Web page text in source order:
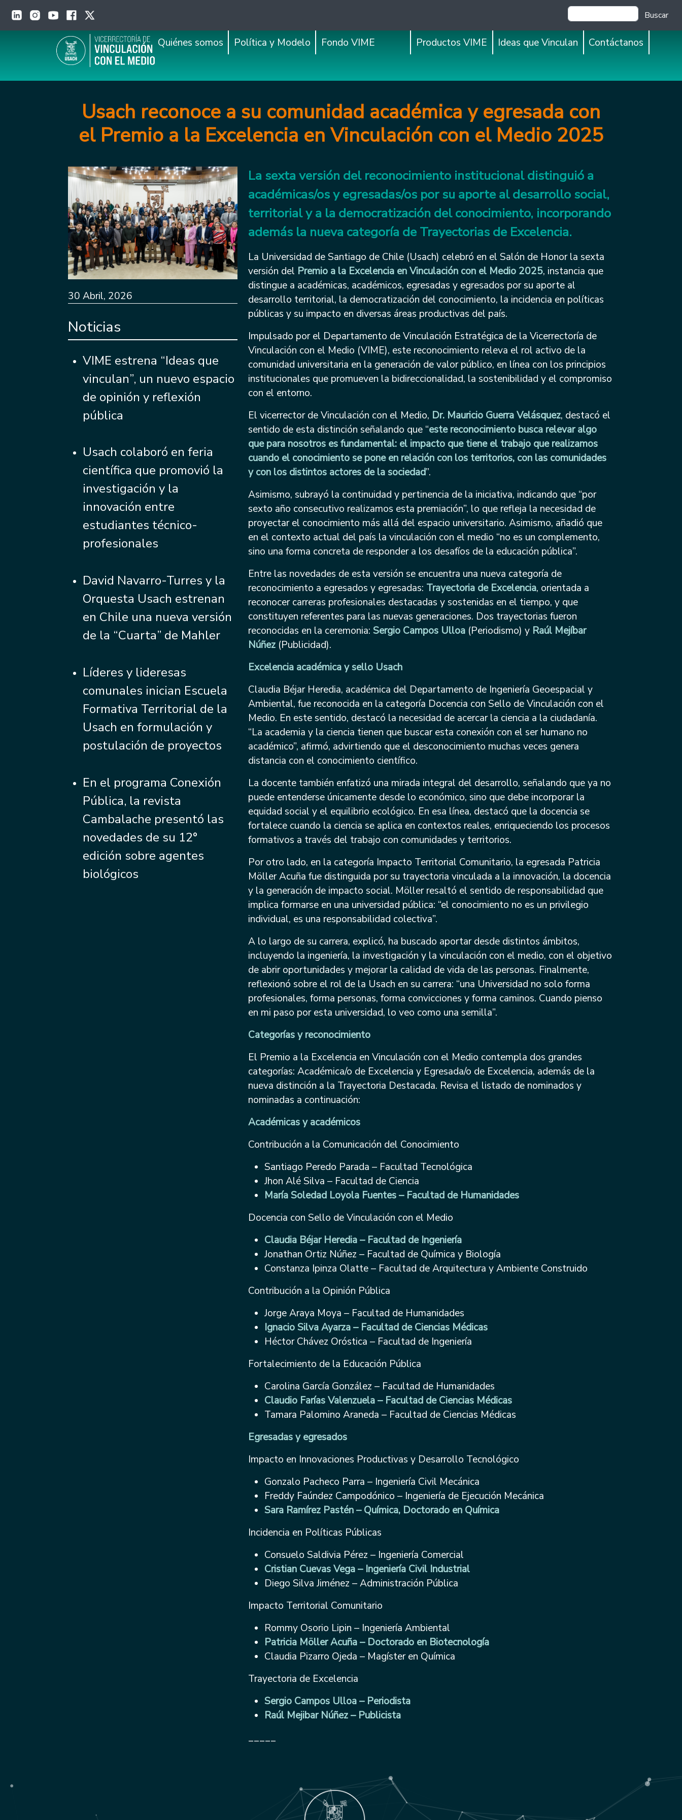
Main navigation
Quiénes somos Política y Modelo Fondo VIME Productos VIME Ideas que Vinculan Contáctanos
Buscar
Usach reconoce a su comunidad académica y egresada con
el Premio a la Excelencia en Vinculación con el Medio 2025
30 Abril, 2026
Noticias
VIME estrena “Ideas que
vinculan”, un nuevo espacio
de opinión y reflexión
pública
Usach colaboró en feria
científica que promovió la
investigación y la
innovación entre
estudiantes técnico-
profesionales
David Navarro-Turres y la
Orquesta Usach estrenan
en Chile una nueva versión
de la “Cuarta” de Mahler
Líderes y lideresas
comunales inician Escuela
Formativa Territorial de la
Usach en formulación y
postulación de proyectos
En el programa Conexión
Pública, la revista
Cambalache presentó las
novedades de su 12°
edición sobre agentes
biológicos
La sexta versión del reconocimiento institucional distinguió a
académicas/os y egresadas/os por su aporte al desarrollo social,
territorial y a la democratización del conocimiento, incorporando
además la nueva categoría de Trayectorias de Excelencia.
La Universidad de Santiago de Chile (Usach) celebró en el Salón de Honor la sexta
versión del Premio a la Excelencia en Vinculación con el Medio 2025, instancia que
distingue a académicas, académicos, egresadas y egresados por su aporte al
desarrollo territorial, la democratización del conocimiento, la incidencia en políticas
públicas y su impacto en diversas áreas productivas del país.
Impulsado por el Departamento de Vinculación Estratégica de la Vicerrectoría de
Vinculación con el Medio (VIME), este reconocimiento releva el rol activo de la
comunidad universitaria en la generación de valor público, en línea con los principios
institucionales que promueven la bidireccionalidad, la sostenibilidad y el compromiso
con el entorno.
El vicerrector de Vinculación con el Medio, Dr. Mauricio Guerra Velásquez, destacó el
sentido de esta distinción señalando que “este reconocimiento busca relevar algo
que para nosotros es fundamental: el impacto que tiene el trabajo que realizamos
cuando el conocimiento se pone en relación con los territorios, con las comunidades
y con los distintos actores de la sociedad”.
Asimismo, subrayó la continuidad y pertinencia de la iniciativa, indicando que “por
sexto año consecutivo realizamos esta premiación”, lo que refleja la necesidad de
proyectar el conocimiento más allá del espacio universitario. Asimismo, añadió que
en el contexto actual del país la vinculación con el medio “no es un complemento,
sino una forma concreta de responder a los desafíos de la educación pública”.
Entre las novedades de esta versión se encuentra una nueva categoría de
reconocimiento a egresados y egresadas: Trayectoria de Excelencia, orientada a
reconocer carreras profesionales destacadas y sostenidas en el tiempo, y que
constituyen referentes para las nuevas generaciones. Dos trayectorias fueron
reconocidas en la ceremonia: Sergio Campos Ulloa (Periodismo) y Raúl Mejíbar
Núñez (Publicidad).
Excelencia académica y sello Usach
Claudia Béjar Heredia, académica del Departamento de Ingeniería Geoespacial y
Ambiental, fue reconocida en la categoría Docencia con Sello de Vinculación con el
Medio. En este sentido, destacó la necesidad de acercar la ciencia a la ciudadanía.
“La academia y la ciencia tienen que buscar esta conexión con el ser humano no
académico”, afirmó, advirtiendo que el desconocimiento muchas veces genera
distancia con el conocimiento científico.
La docente también enfatizó una mirada integral del desarrollo, señalando que ya no
puede entenderse únicamente desde lo económico, sino que debe incorporar la
equidad social y el equilibrio ecológico. En esa línea, destacó que la docencia se
fortalece cuando la ciencia se aplica en contextos reales, enriqueciendo los procesos
formativos a través del trabajo con comunidades y territorios.
Por otro lado, en la categoría Impacto Territorial Comunitario, la egresada Patricia
Möller Acuña fue distinguida por su trayectoria vinculada a la innovación, la docencia
y la generación de impacto social. Möller resaltó el sentido de responsabilidad que
implica formarse en una universidad pública: “el conocimiento no es un privilegio
individual, es una responsabilidad colectiva”.
A lo largo de su carrera, explicó, ha buscado aportar desde distintos ámbitos,
incluyendo la ingeniería, la investigación y la vinculación con el medio, con el objetivo
de abrir oportunidades y mejorar la calidad de vida de las personas. Finalmente,
reflexionó sobre el rol de la Usach en su carrera: “una Universidad no solo forma
profesionales, forma personas, forma convicciones y forma caminos. Cuando pienso
en mi paso por esta universidad, lo veo como una semilla”.
Categorías y reconocimiento
El Premio a la Excelencia en Vinculación con el Medio contempla dos grandes
categorías: Académica/o de Excelencia y Egresada/o de Excelencia, además de la
nueva distinción a la Trayectoria Destacada. Revisa el listado de nominados y
nominadas a continuación:
Académicas y académicos
Contribución a la Comunicación del Conocimiento
Santiago Peredo Parada – Facultad Tecnológica
Jhon Alé Silva – Facultad de Ciencia
María Soledad Loyola Fuentes – Facultad de Humanidades
Docencia con Sello de Vinculación con el Medio
Claudia Béjar Heredia – Facultad de Ingeniería
Jonathan Ortiz Núñez – Facultad de Química y Biología
Constanza Ipinza Olatte – Facultad de Arquitectura y Ambiente Construido
Contribución a la Opinión Pública
Jorge Araya Moya – Facultad de Humanidades
Ignacio Silva Ayarza – Facultad de Ciencias Médicas
Héctor Chávez Oróstica – Facultad de Ingeniería
Fortalecimiento de la Educación Pública
Carolina García González – Facultad de Humanidades
Claudio Farías Valenzuela – Facultad de Ciencias Médicas
Tamara Palomino Araneda – Facultad de Ciencias Médicas
Egresadas y egresados
Impacto en Innovaciones Productivas y Desarrollo Tecnológico
Gonzalo Pacheco Parra – Ingeniería Civil Mecánica
Freddy Faúndez Campodónico – Ingeniería de Ejecución Mecánica
Sara Ramírez Pastén – Química, Doctorado en Química
Incidencia en Políticas Públicas
Consuelo Saldivia Pérez – Ingeniería Comercial
Cristian Cuevas Vega – Ingeniería Civil Industrial
Diego Silva Jiménez – Administración Pública
Impacto Territorial Comunitario
Rommy Osorio Lipin – Ingeniería Ambiental
Patricia Möller Acuña – Doctorado en Biotecnología
Claudia Pizarro Ojeda – Magíster en Química
Trayectoria de Excelencia
Sergio Campos Ulloa – Periodista
Raúl Mejibar Núñez – Publicista
_____